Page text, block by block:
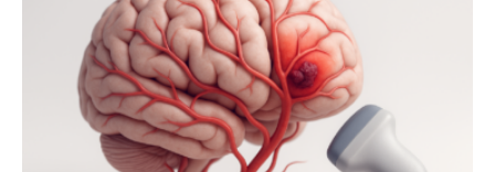
Industrieforschungsprogramme Industrielle
Gemeinschaftsforschung (IGF), Zentrales
Innovationsprogramm Mittelstand (ZIM) und
Innovationskompetenz INNO-KOM. Auf dem
Innovationstag Mittelstand 2025 am 5. Juni 2025 in
Berlin überbrachte das Bundesministerium für